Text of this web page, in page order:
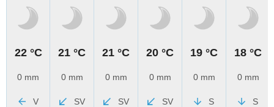
22 °C
0 mm
V
21 °C
0 mm
SV
21 °C
0 mm
SV
20 °C
0 mm
SV
19 °C
0 mm
S
18 °C
0 mm
S